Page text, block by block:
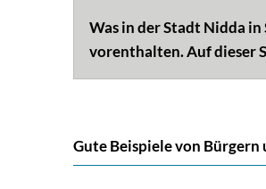
Was in der Stadt Nidda
vorenthalten. Auf dieser
Gute Beispiele von